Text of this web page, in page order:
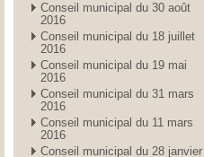
Conseil municipal du 30 août
2016
Conseil municipal du 18 juillet
2016
Conseil municipal du 19 mai
2016
Conseil municipal du 31 mars
2016
Conseil municipal du 11 mars
2016
Conseil municipal du 28 janvier